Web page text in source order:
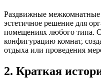
Раздвижные межкомнатные
эстетичное решение для
помещениях любого типа.
конфигурацию комнат,
отдыха или проведения
2. Краткая